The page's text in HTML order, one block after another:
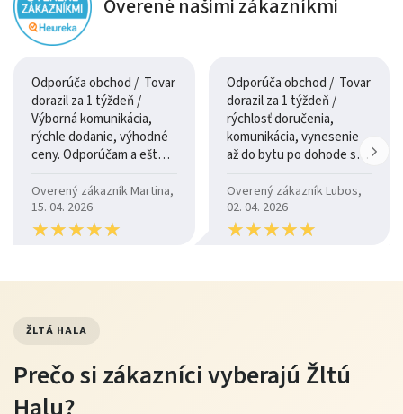
Tip od Žltej Haly
Pohovku odporúčame doplniť jednoduchým
konferenčným stolíkom a svetlým kobercom, aby
ste vytvorili modernú a pohodlnú obývaciu zónu
vhodnú pre relax aj posedenie s rodinou a priateľmi.
Výhody nákupu na Žltej Hale
Výborný pomer cena / výkon.
Doprava priamo k vám domov, často zadarmo nad
Odborné poradenstvo pri výbere pohovky.
Overené našimi zákazníkmi
Odporúča obchod / Tovar
dorazil za 1 týždeň /
Výborná komunikácia,
rýchle dodanie, výhodné
ceny. Odporúčam a ešte
Overený zákazník Martina,
15. 04. 2026
★★★★★
★★★★★
Odporúča obchod / Tovar
dorazil za 1 týždeň /
rýchlosť doručenia,
komunikácia, vynesenie
až do bytu po dohode so
Overený zákazník Lubos,
02. 04. 2026
★★★★★
★★★★★
ŽLTÁ HALA
Prečo si zákazníci vyberajú Žltú